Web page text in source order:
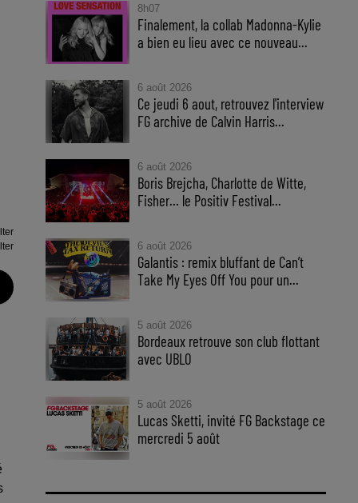
8h07
Finalement, la collab Madonna-Kylie
a bien eu lieu avec ce nouveau...
6 août 2026
Ce jeudi 6 aout, retrouvez l'interview
FG archive de Calvin Harris...
6 août 2026
Boris Brejcha, Charlotte de Witte,
Fisher… le Positiv Festival...
6 août 2026
Galantis : remix bluffant de Can’t
Take My Eyes Off You pour un...
5 août 2026
Bordeaux retrouve son club flottant
avec UBLO
5 août 2026
Lucas Sketti, invité FG Backstage ce
mercredi 5 août